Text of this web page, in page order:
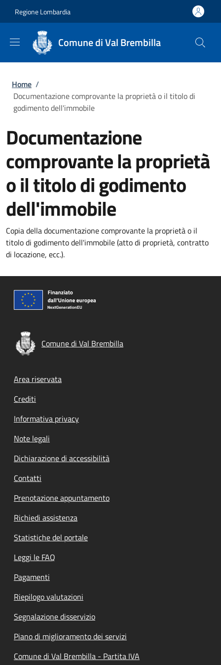
Regione Lombardia
Comune di Val Brembilla
Briciole di pane
Home /
Documentazione comprovante la proprietà o il titolo di
godimento dell'immobile
Documentazione
comprovante la proprietà
o il titolo di godimento
dell'immobile
Copia della documentazione comprovante la proprietà o il
titolo di godimento dell'immobile (atto di proprietà, contratto
di locazione, ecc.).
Comune di Val Brembilla
Footer menu
Area riservata
Crediti
Informativa privacy
Note legali
Dichiarazione di accessibilità
Contatti
Prenotazione appuntamento
Richiedi assistenza
Statistiche del portale
Leggi le FAQ
Pagamenti
Riepilogo valutazioni
Segnalazione disservizio
Piano di miglioramento dei servizi
Comune di Val Brembilla - Partita IVA